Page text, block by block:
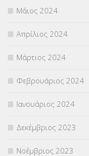
Μάιος 2024
Απρίλιος 2024
Μάρτιος 2024
Φεβρουάριος 2024
Ιανουάριος 2024
Δεκέμβριος 2023
Νοέμβριος 2023